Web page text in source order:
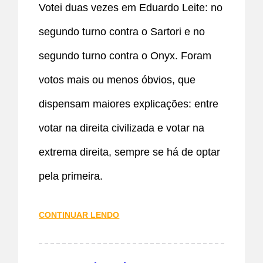
Votei duas vezes em Eduardo Leite: no
segundo turno contra o Sartori e no
segundo turno contra o Onyx. Foram
votos mais ou menos óbvios, que
dispensam maiores explicações: entre
votar na direita civilizada e votar na
extrema direita, sempre se há de optar
pela primeira.
CONTINUAR LENDO